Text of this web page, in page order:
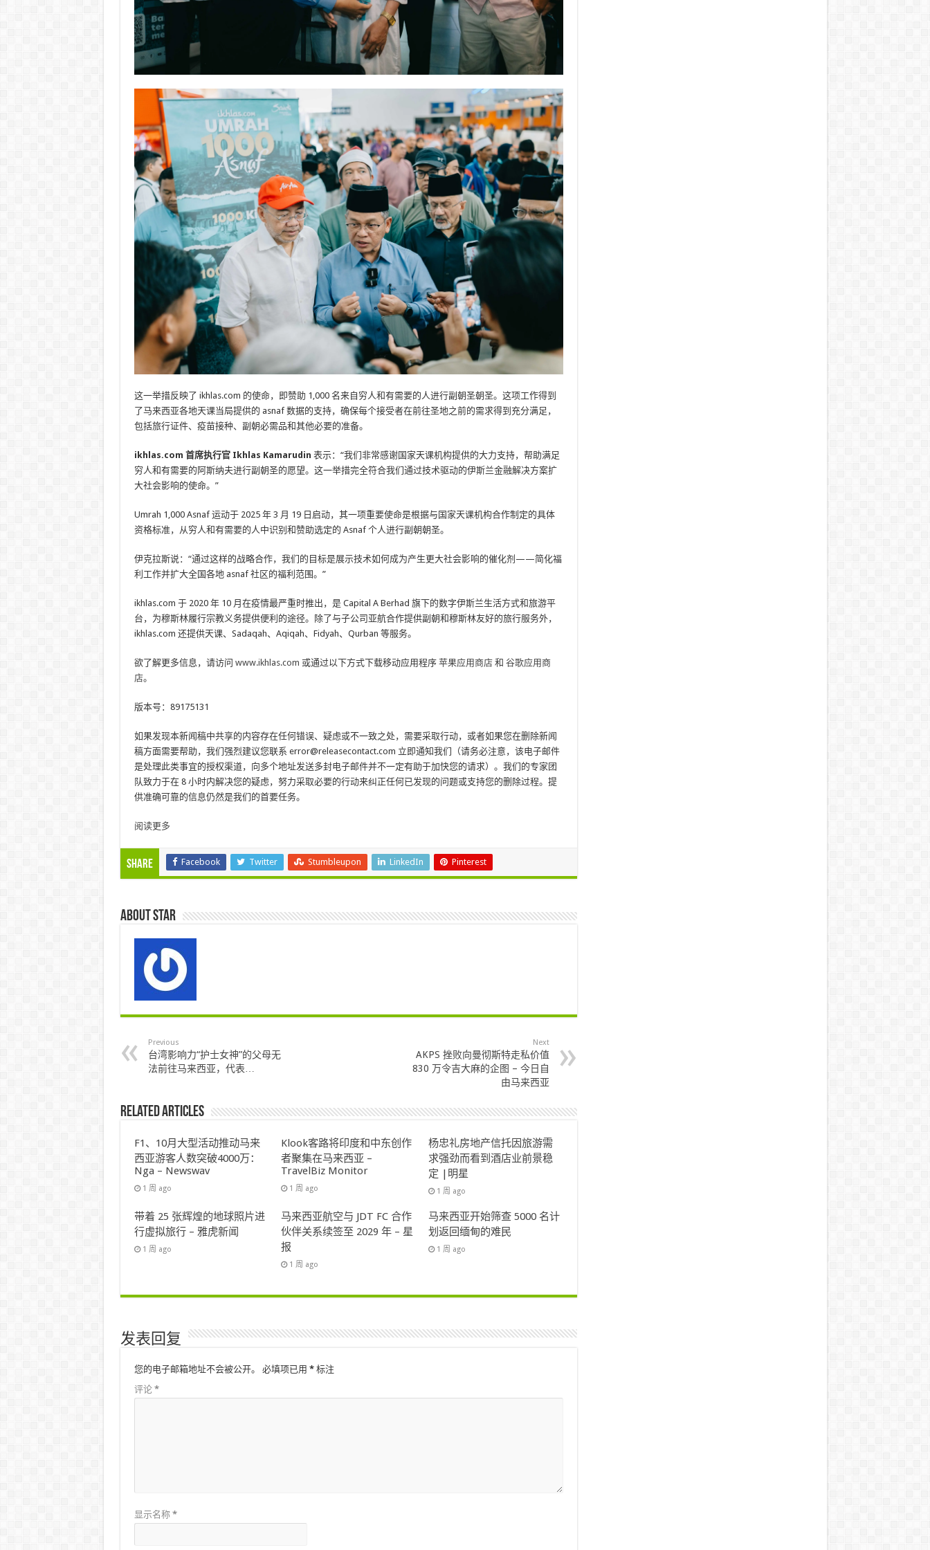
这一举措反映了 ikhlas.com 的使命，即赞助 1,000 名来自穷人和有需要的人进行副朝圣朝圣。这项工作得到
了马来西亚各地天课当局提供的 asnaf 数据的支持，确保每个接受者在前往圣地之前的需求得到充分满足，
包括旅行证件、疫苗接种、副朝必需品和其他必要的准备。
ikhlas.com 首席执行官 Ikhlas Kamarudin 表示：“我们非常感谢国家天课机构提供的大力支持，帮助满足
穷人和有需要的阿斯纳夫进行副朝圣的愿望。这一举措完全符合我们通过技术驱动的伊斯兰金融解决方案扩
大社会影响的使命。”
Umrah 1,000 Asnaf 运动于 2025 年 3 月 19 日启动，其一项重要使命是根据与国家天课机构合作制定的具体
资格标准，从穷人和有需要的人中识别和赞助选定的 Asnaf 个人进行副朝朝圣。
伊克拉斯说：“通过这样的战略合作，我们的目标是展示技术如何成为产生更大社会影响的催化剂——简化福
利工作并扩大全国各地 asnaf 社区的福利范围。”
ikhlas.com 于 2020 年 10 月在疫情最严重时推出，是 Capital A Berhad 旗下的数字伊斯兰生活方式和旅游平
台，为穆斯林履行宗教义务提供便利的途径。除了与子公司亚航合作提供副朝和穆斯林友好的旅行服务外，
ikhlas.com 还提供天课、Sadaqah、Aqiqah、Fidyah、Qurban 等服务。
欲了解更多信息，请访问 www.ikhlas.com 或通过以下方式下载移动应用程序 苹果应用商店和 谷歌应用商
店。
版本号：89175131
如果发现本新闻稿中共享的内容存在任何错误、疑虑或不一致之处，需要采取行动，或者如果您在删除新闻
稿方面需要帮助，我们强烈建议您联系 error@releasecontact.com 立即通知我们（请务必注意，该电子邮件
是处理此类事宜的授权渠道，向多个地址发送多封电子邮件并不一定有助于加快您的请求）。我们的专家团
队致力于在 8 小时内解决您的疑虑，努力采取必要的行动来纠正任何已发现的问题或支持您的删除过程。提
供准确可靠的信息仍然是我们的首要任务。
阅读更多
Share Facebook Twitter Stumbleupon LinkedIn Pinterest
About star
Previous
台湾影响力“护士女神”的父母无
法前往马来西亚，代表…
Next
AKPS 挫败向曼彻斯特走私价值
830 万令吉大麻的企图 – 今日自
由马来西亚
Related Articles
F1、10月大型活动推动马来
西亚游客人数突破4000万：
Nga – Newswav
1 周 ago
Klook客路将印度和中东创作
者聚集在马来西亚 –
TravelBiz Monitor
1 周 ago
杨忠礼房地产信托因旅游需
求强劲而看到酒店业前景稳
定 |明星
1 周 ago
带着 25 张辉煌的地球照片进
行虚拟旅行 – 雅虎新闻
1 周 ago
马来西亚航空与 JDT FC 合作
伙伴关系续签至 2029 年 – 星
报
1 周 ago
马来西亚开始筛查 5000 名计
划返回缅甸的难民
1 周 ago
发表回复
您的电子邮箱地址不会被公开。 必填项已用 *标注
评论 *
显示名称 *